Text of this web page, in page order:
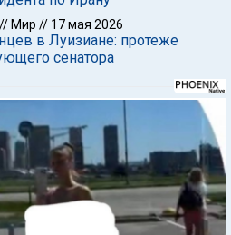
// Мир // 17 мая 2026
в Луизиане: протеже
сенатора